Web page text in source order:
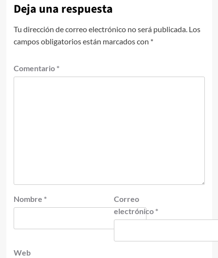
Deja una respuesta
Tu dirección de correo electrónico no será publicada. Los
campos obligatorios están marcados con *
Comentario *
Nombre *
Correo
electrónico *
Web